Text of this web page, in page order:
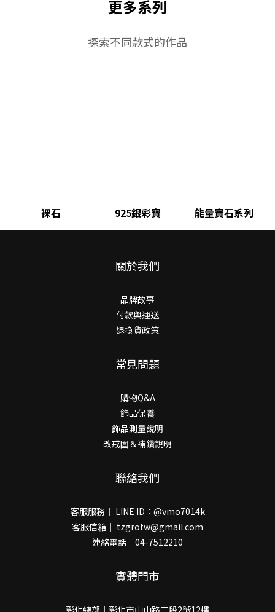
更多系列
探索不同款式的作品
裸石 925銀彩寶 能量寶石系列
關於我們
品牌故事
付款與運送
退換貨政策
常見問題
購物Q&A
飾品保養
飾品測量說明
改戒圍＆補鑽說明
聯絡我們
客服服務｜ LINE ID：@vmo7014k
客服信箱｜ tzgrotw@gmail.com
連絡電話｜04-7512210
實體門市
彰化總部｜彰化市中山路二段2號12樓